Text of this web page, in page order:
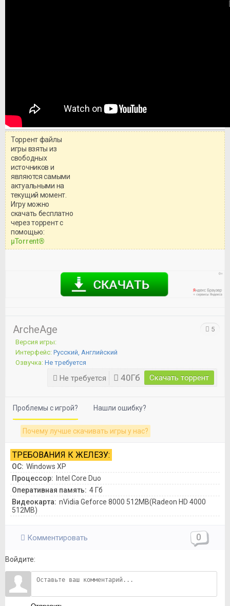
системными требованиями и
Торрент файлы
игры взяты из
свободных
источников и
являются самыми
актуальными на
текущий момент.
Игру можно
скачать бесплатно
через торрент с
помощью:
μTorrent®
ArcheAge
Версия игры:
Интерфейс: Русский, Английский
Озвучка: Не требуется
Не требуется 40Гб Скачать торрент
5
Проблемы с игрой? Нашли ошибку?
Почему лучше скачивать игры у нас?
ТРЕБОВАНИЯ К ЖЕЛЕЗУ:
ОС: Windows XP
Процессор: Intel Core Duo
Оперативная память: 4 Гб
Видеокарта: nVidia Geforce 8000 512MB(Radeon HD 4000
512MB)
Комментировать 0
Войдите: